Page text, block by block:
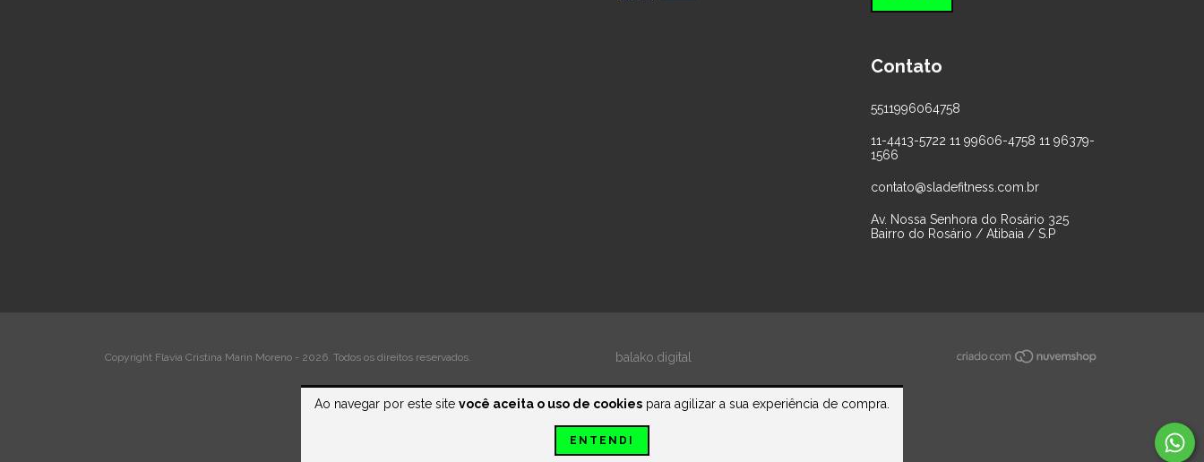
Ao navegar por este site você aceita o uso de cookies para agilizar a sua experiência de compra.
ENTENDI
Contato
5511996064758
11-4413-5722 11 99606-4758 11 96379-
1566
contato@sladefitness.com.br
Av. Nossa Senhora do Rosário 325
Bairro do Rosário / Atibaia / S.P
Copyright Flavia Cristina Marin Moreno - 2026. Todos os direitos reservados. balako.digital